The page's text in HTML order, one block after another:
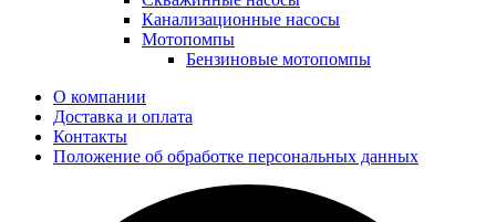
Канализационные насосы
Мотопомпы
Бензиновые мотопомпы
О компании
Доставка и оплата
Контакты
Положение об обработке персональных данных